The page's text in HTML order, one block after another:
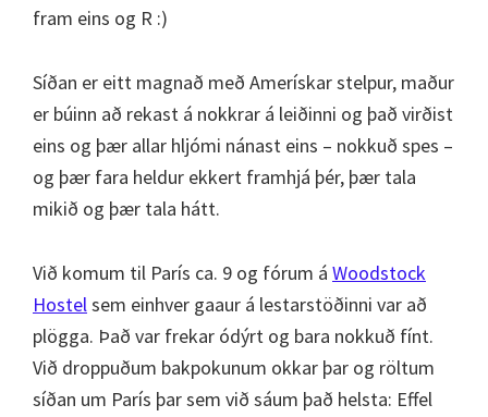
fram eins og R :)
Síðan er eitt magnað með Amerískar stelpur, maður
er búinn að rekast á nokkrar á leiðinni og það virðist
eins og þær allar hljómi nánast eins – nokkuð spes –
og þær fara heldur ekkert framhjá þér, þær tala
mikið og þær tala hátt.
Við komum til París ca. 9 og fórum á Woodstock
Hostelsem einhver gaaur á lestarstöðinni var að
plögga. Það var frekar ódýrt og bara nokkuð fínt.
Við droppuðum bakpokunum okkar þar og röltum
síðan um París þar sem við sáum það helsta: Effel